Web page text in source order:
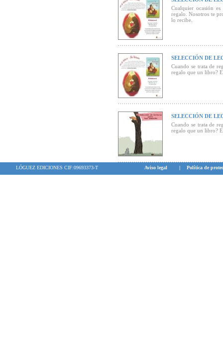
Cualquier ocasión
regalo. Nosotros te
lo recibe.
SELECCIÓN DE
Cuando se trata de
regalo que un libro?
SELECCIÓN DE
Cuando se trata de
regalo que un libro?
LÓGUEZ EDICIONES CIF:09693373-T Aviso legal | Política de